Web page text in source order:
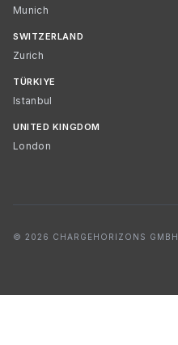
Munich
SWITZERLAND
Zurich
TÜRKIYE
Istanbul
UNITED KINGDOM
London
© 2026 CHARGEHORIZONS GMBH